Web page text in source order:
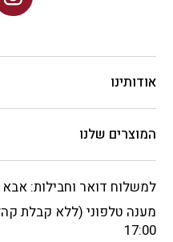
אודותינו
המוצרים שלנו
למשלוח דואר וחבילות: אבא אבן 15 הרצליה
17:00